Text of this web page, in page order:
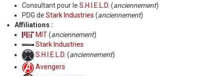
Consultant pour le S.H.I.E.L.D. (anciennement)
PDG de Stark Industries (anciennement)
Affiliations :
MIT(anciennement)
Stark Industries
S.H.I.E.L.D. (anciennement)
Avengers